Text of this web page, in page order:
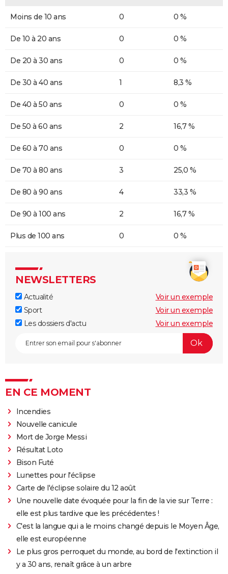
Moins de 10 ans 0 0 %
De 10 à 20 ans 0 0 %
De 20 à 30 ans 0 0 %
De 30 à 40 ans 1 8,3 %
De 40 à 50 ans 0 0 %
De 50 à 60 ans 2 16,7 %
De 60 à 70 ans 0 0 %
De 70 à 80 ans 3 25,0 %
De 80 à 90 ans 4 33,3 %
De 90 à 100 ans 2 16,7 %
Plus de 100 ans 0 0 %
NEWSLETTERS
Actualité
Voir un exemple
Sport
Voir un exemple
Les dossiers d'actu
Voir un exemple
EN CE MOMENT
Incendies
Nouvelle canicule
Mort de Jorge Messi
Résultat Loto
Bison Futé
Lunettes pour l'éclipse
Carte de l'éclipse solaire du 12 août
Une nouvelle date évoquée pour la fin de la vie sur Terre :
elle est plus tardive que les précédentes !
C'est la langue qui a le moins changé depuis le Moyen Âge,
elle est européenne
Le plus gros perroquet du monde, au bord de l'extinction il
y a 30 ans, renaît grâce à un arbre